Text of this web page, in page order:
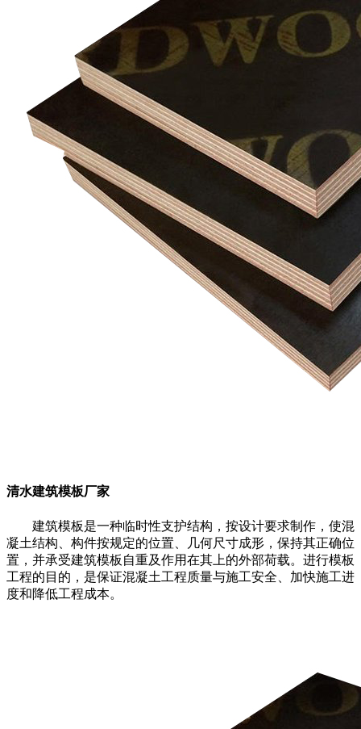
清水建筑模板厂家
建筑模板是一种临时性支护结构，按设计要求制作，使混
凝土结构、构件按规定的位置、几何尺寸成形，保持其正确位
置，并承受建筑模板自重及作用在其上的外部荷载。进行模板
工程的目的，是保证混凝土工程质量与施工安全、加快施工进
度和降低工程成本。